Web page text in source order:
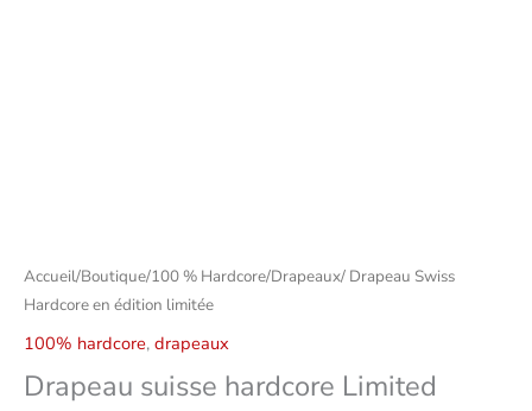
Accueil/Boutique/100 % Hardcore/Drapeaux/ Drapeau Swiss
Hardcore en édition limitée
100% hardcore, drapeaux
Drapeau suisse hardcore Limited